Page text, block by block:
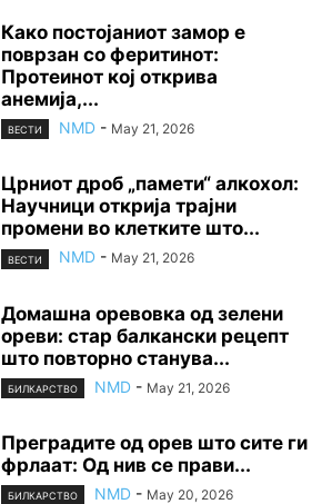
Како постојаниот замор е
поврзан со феритинот:
Протеинот кој открива
анемија,...
ВЕСТИ NMD - May 21, 2026
Црниот дроб „памети“ алкохол:
Научници открија трајни
промени во клетките што...
ВЕСТИ NMD - May 21, 2026
Домашна оревовка од зелени
ореви: стар балкански рецепт
што повторно станува...
БИЛКАРСТВО NMD - May 21, 2026
Преградите од орев што сите ги
фрлаат: Од нив се прави...
БИЛКАРСТВО NMD - May 20, 2026